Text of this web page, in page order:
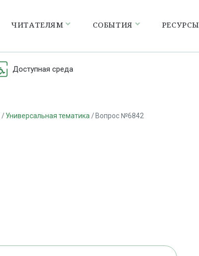
ЧИТАТЕЛЯМ СОБЫТИЯ РЕСУРСЫ
Доступная среда
Универсальная тематика Вопрос №6842